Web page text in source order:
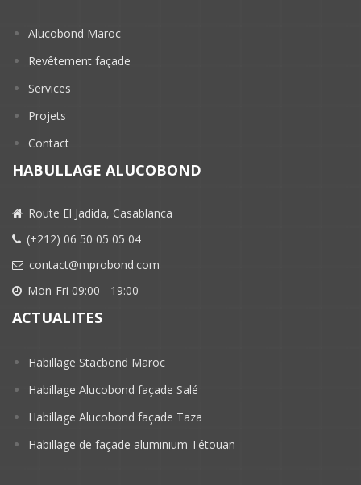
Alucobond Maroc
Revêtement façade
Services
Projets
Contact
HABULLAGE ALUCOBOND
Route El Jadida, Casablanca
(+212) 06 50 05 05 04
contact@mprobond.com
Mon-Fri 09:00 - 19:00
ACTUALITES
Habillage Stacbond Maroc
Habillage Alucobond façade Salé
Habillage Alucobond façade Taza
Habillage de façade aluminium Tétouan